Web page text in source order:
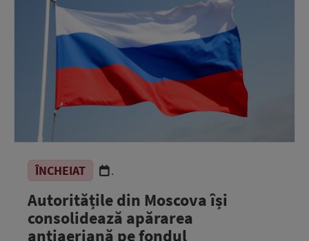
ÎNCHEIAT .
Autoritățile din Moscova își
consolidează apărarea
antiaeriană pe fondul